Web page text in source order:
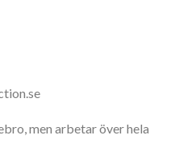
men arbetar över hela